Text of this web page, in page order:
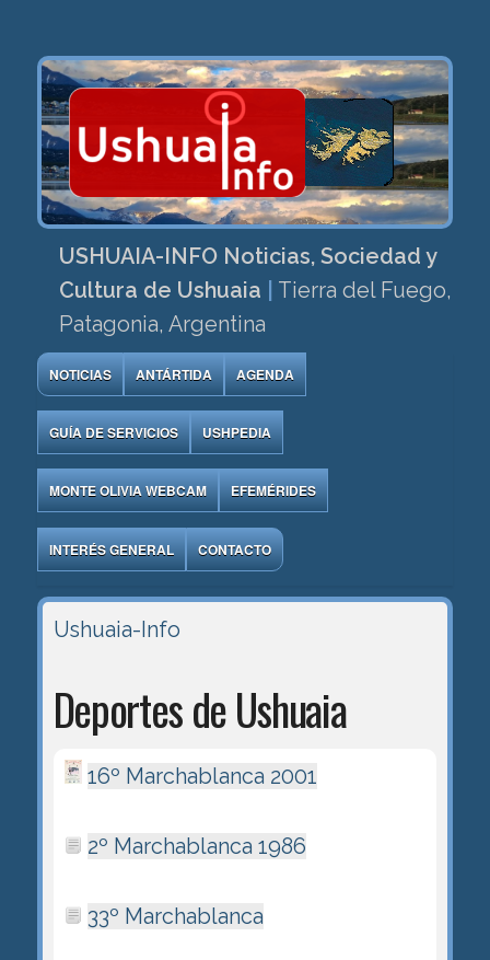
USHUAIA-INFO Noticias, Sociedad y
Cultura de Ushuaia
Tierra del Fuego,
Patagonia, Argentina
NOTICIAS ANTÁRTIDA AGENDA
GUÍA DE SERVICIOS USHPEDIA
MONTE OLIVIA WEBCAM EFEMÉRIDES
INTERÉS GENERAL CONTACTO
Ushuaia-Info
Deportes de Ushuaia
16º Marchablanca 2001
2º Marchablanca 1986
33º Marchablanca